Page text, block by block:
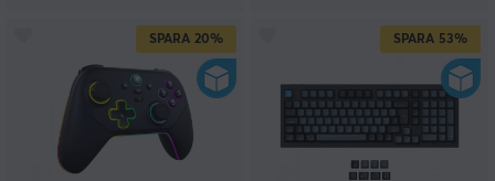
SPARA 20% SPARA 53%